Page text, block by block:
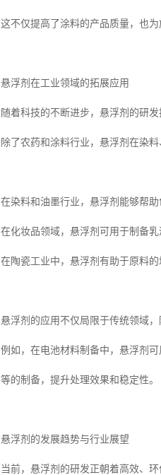
这不仅提高了涂料的产品质量，也
悬浮剂在工业领域的拓展应用
随着科技的不断进步，悬浮剂的研
除了农药和涂料行业，悬浮剂在染
在染料和油墨行业，悬浮剂能够帮
在化妆品领域，悬浮剂可用于制备
在陶瓷工业中，悬浮剂有助于原料
悬浮剂的应用不仅局限于传统领域
例如，在电池材料制备中，悬浮剂
等的制备，提升处理效果和稳定性。
悬浮剂的发展趋势与行业展望
当前，悬浮剂的研发正朝着高效、环